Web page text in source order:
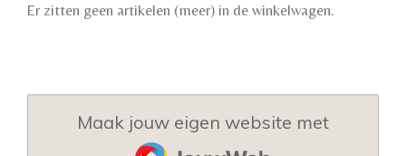
Er zitten geen artikelen (meer) in de winkelwagen.
Maak jouw eigen website met
JouwWeb